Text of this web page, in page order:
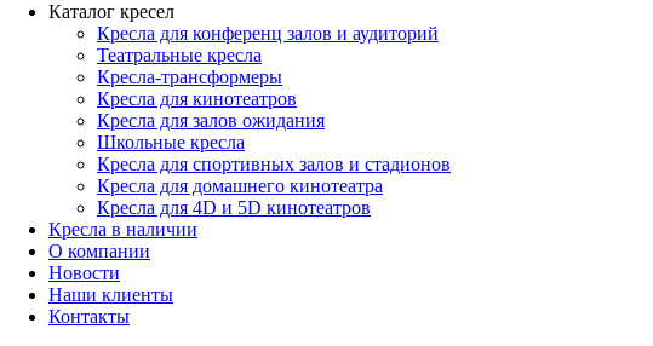
Каталог кресел
Кресла для конференц залов и аудиторий
Театральные кресла
Кресла-трансформеры
Кресла для кинотеатров
Кресла для залов ожидания
Школьные кресла
Кресла для спортивных залов и стадионов
Кресла для домашнего кинотеатра
Кресла для 4D и 5D кинотеатров
Кресла в наличии
О компании
Новости
Наши клиенты
Контакты